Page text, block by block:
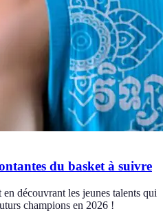
du basket à suivre
découvrant les jeunes talents qui
champions en 2026 !